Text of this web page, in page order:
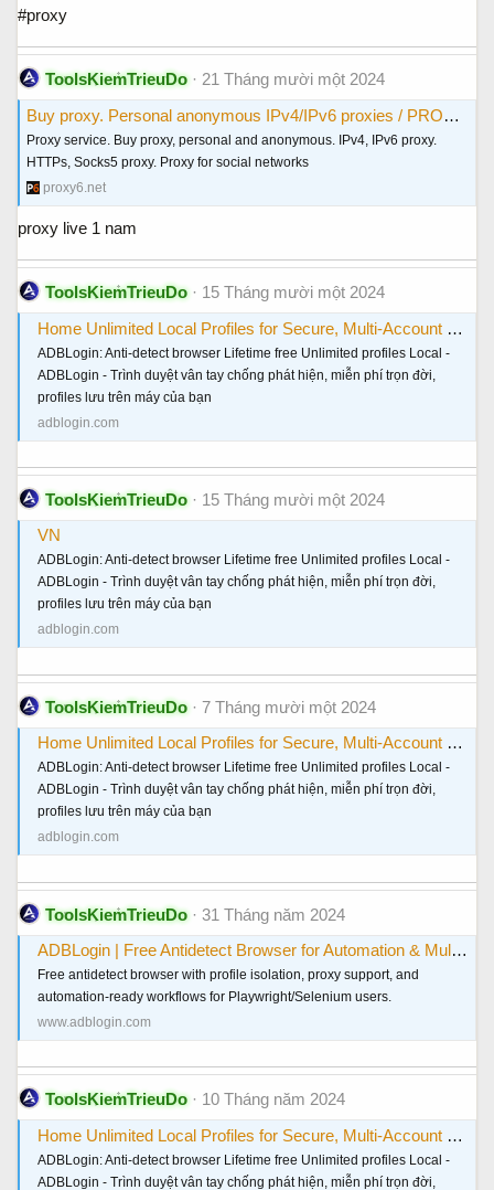
#proxy
ToolsKiemTrieuDo
21 Tháng mười một 2024
Buy proxy. Personal anonymous IPv4/IPv6 proxies / PROXY6.net
Proxy service. Buy proxy, personal and anonymous. IPv4, IPv6 proxy.
HTTPs, Socks5 proxy. Proxy for social networks
proxy6.net
proxy live 1 nam
ToolsKiemTrieuDo
15 Tháng mười một 2024
Home Unlimited Local Profiles for Secure, Multi-Account Browsing - ADBLogin: The Best Anti-Detect Browser😍 😍 🤩
ADBLogin: Anti-detect browser Lifetime free Unlimited profiles Local -
ADBLogin - Trình duyệt vân tay chống phát hiện, miễn phí trọn đời,
profiles lưu trên máy của bạn
adblogin.com
ToolsKiemTrieuDo
15 Tháng mười một 2024
VN
ADBLogin: Anti-detect browser Lifetime free Unlimited profiles Local -
ADBLogin - Trình duyệt vân tay chống phát hiện, miễn phí trọn đời,
profiles lưu trên máy của bạn
adblogin.com
ToolsKiemTrieuDo
7 Tháng mười một 2024
Home Unlimited Local Profiles for Secure, Multi-Account Browsing - ADBLogin: The Best Anti-Detect Browser😍 😍 🤩
ADBLogin: Anti-detect browser Lifetime free Unlimited profiles Local -
ADBLogin - Trình duyệt vân tay chống phát hiện, miễn phí trọn đời,
profiles lưu trên máy của bạn
adblogin.com
ToolsKiemTrieuDo
31 Tháng năm 2024
ADBLogin | Free Antidetect Browser for Automation & Multi-Account Teams
Free antidetect browser with profile isolation, proxy support, and
automation-ready workflows for Playwright/Selenium users.
www.adblogin.com
ToolsKiemTrieuDo
10 Tháng năm 2024
Home Unlimited Local Profiles for Secure, Multi-Account Browsing - ADBLogin: The Best Anti-Detect Browser😍 😍 🤩
ADBLogin: Anti-detect browser Lifetime free Unlimited profiles Local -
ADBLogin - Trình duyệt vân tay chống phát hiện, miễn phí trọn đời,